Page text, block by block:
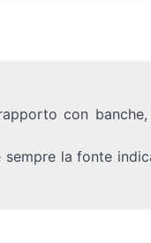
con
la fonte